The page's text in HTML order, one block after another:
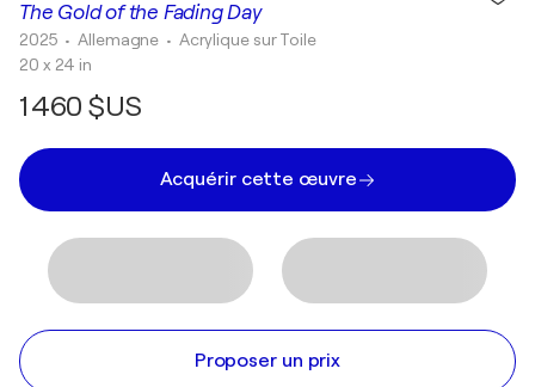
The Gold of the Fading Day
2025 • Allemagne • Acrylique sur Toile
20 x 24 in
1 460 $US
Acquérir cette œuvre
Proposer un prix